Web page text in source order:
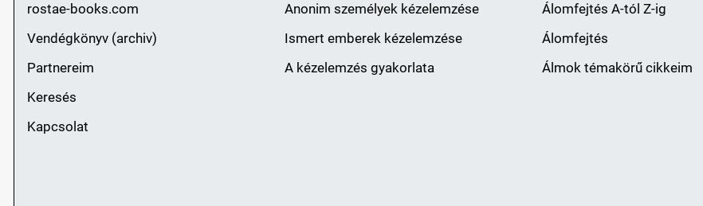
rostae-books.com
Vendégkönyv (archiv)
Partnereim
Keresés
Kapcsolat
Anonim személyek kézelemzése
Ismert emberek kézelemzése
A kézelemzés gyakorlata
Álomfejtés A-tól Z-ig
Álomfejtés
Álmok témakörű cikkeim